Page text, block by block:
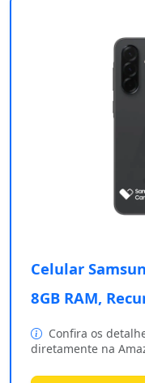
Celular
8GB RAM,
Confira os
diretamente na